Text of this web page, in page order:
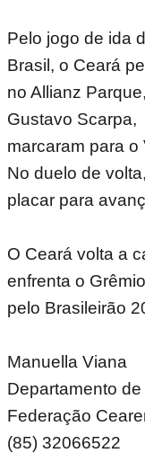
Pelo jogo de ida
Brasil, o Ceará
no Allianz
Gustavo Scarpa,
marcaram para o
No duelo de
placar para
O Ceará volta a
enfrenta o
pelo Brasileirão
Manuella Viana
Departamento
Federação
(85) 32066522